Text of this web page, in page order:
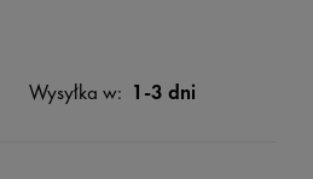
Wysyłka w: 1-3 dni